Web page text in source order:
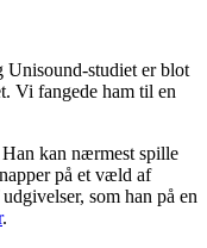
studiet er blot
Vi fangede ham til en
kan nærmest spille
på et væld af
som han på en
.